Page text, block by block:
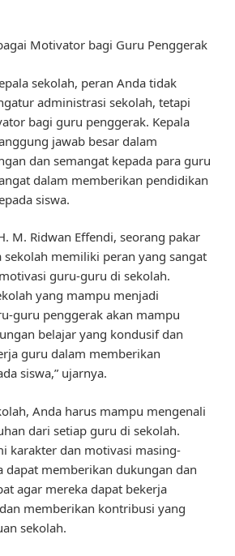
Motivator bagi Guru Penggerak
sekolah, peran Anda tidak
administrasi sekolah, tetapi
bagi guru penggerak. Kepala
jawab besar dalam
dan semangat kepada para guru
dalam memberikan pendidikan
siswa.
M. Ridwan Effendi, seorang pakar
sekolah memiliki peran yang sangat
guru-guru di sekolah.
yang mampu menjadi
guru penggerak akan mampu
belajar yang kondusif dan
guru dalam memberikan
siswa,” ujarnya.
Anda harus mampu mengenali
dari setiap guru di sekolah.
karakter dan motivasi masing-
dapat memberikan dukungan dan
agar mereka dapat bekerja
memberikan kontribusi yang
sekolah.